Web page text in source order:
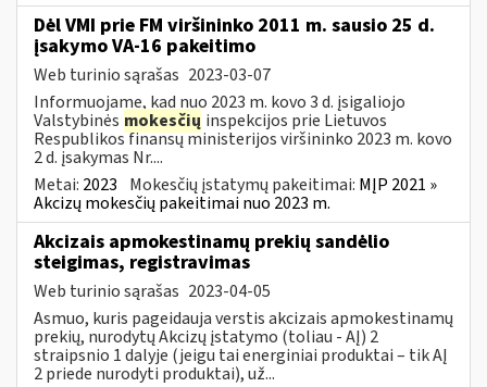
Dėl VMI prie FM viršininko 2011 m. sausio 25 d.
įsakymo VA-16 pakeitimo
Web turinio sąrašas 2023-03-07
Informuojame, kad nuo 2023 m. kovo 3 d. įsigaliojo
Valstybinės mokesčių inspekcijos prie Lietuvos
Respublikos finansų ministerijos viršininko 2023 m. kovo
2 d. įsakymas Nr....
Metai: 2023 Mokesčių įstatymų pakeitimai: MĮP 2021 »
Akcizų mokesčių pakeitimai nuo 2023 m.
Akcizais apmokestinamų prekių sandėlio
steigimas, registravimas
Web turinio sąrašas 2023-04-05
Asmuo, kuris pageidauja verstis akcizais apmokestinamų
prekių, nurodytų Akcizų įstatymo (toliau - AĮ) 2
straipsnio 1 dalyje (jeigu tai energiniai produktai – tik AĮ
2 priede nurodyti produktai), už...